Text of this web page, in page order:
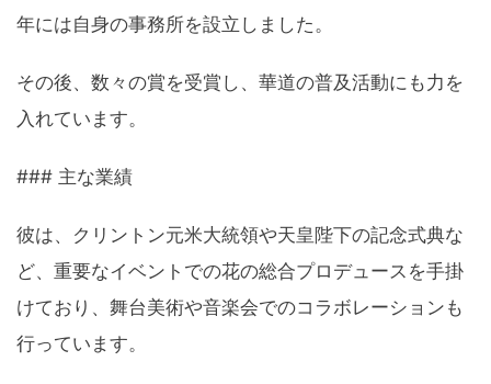
年には自身の事務所を設立しました。
その後、数々の賞を受賞し、華道の普及活動にも力を
入れています。
### 主な業績
彼は、クリントン元米大統領や天皇陛下の記念式典な
ど、重要なイベントでの花の総合プロデュースを手掛
けており、舞台美術や音楽会でのコラボレーションも
行っています。